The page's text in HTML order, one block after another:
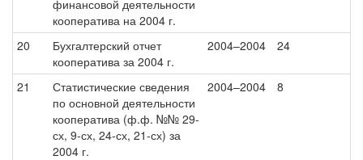
финансовой деятельности
кооператива на 2004 г.
20
Бухгалтерский отчет
кооператива за 2004 г.
2004–2004 24
21
Статистические сведения
по основной деятельности
кооператива (ф.ф. №№ 29-
сх, 9-сх, 24-сх, 21-сх) за
2004 г.
2004–2004 8